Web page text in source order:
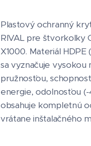
Plastový ochranný
RIVAL pre štvorkolky
X1000. Materiál
sa vyznačuje vysokou
pružnosťou,
energie, odolnosťou (
obsahuje kompletnú
vrátane inštalačného